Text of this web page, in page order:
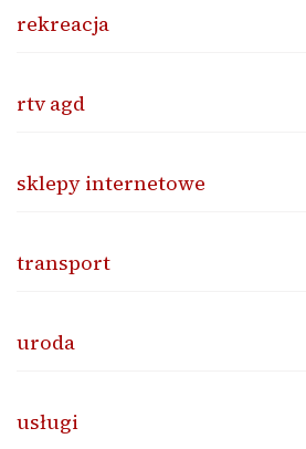
rekreacja
rtv agd
sklepy internetowe
transport
uroda
usługi